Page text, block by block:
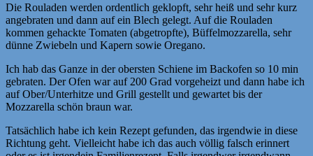
Die Rouladen werden ordentlich geklopft, sehr heiß und sehr kurz
angebraten und dann auf ein Blech gelegt. Auf die Rouladen
kommen gehackte Tomaten (abgetropfte), Büffelmozzarella, sehr
dünne Zwiebeln und Kapern sowie Oregano.
Ich hab das Ganze in der obersten Schiene im Backofen so 10 min
gebraten. Der Ofen war auf 200 Grad vorgeheizt und dann habe ich
auf Ober/Unterhitze und Grill gestellt und gewartet bis der
Mozzarella schön braun war.
Tatsächlich habe ich kein Rezept gefunden, das irgendwie in diese
Richtung geht. Vielleicht habe ich das auch völlig falsch erinnert